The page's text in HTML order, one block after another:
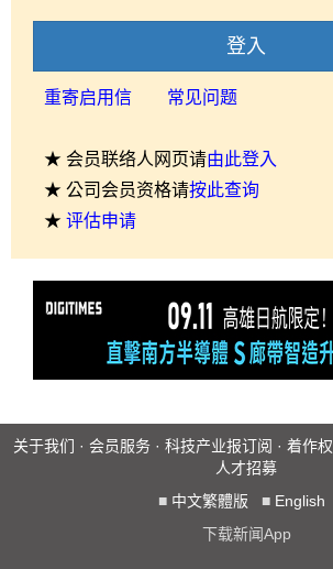
登入
重寄启用信 常见问题
★ 会员联络人网页请由此登入
★ 公司会员资格请按此查询
★ 评估申请
关于我们 · 会员服务 · 科技产业报订阅 · 着作权
人才招募
■ 中文繁體版 ■ English
下载新闻App